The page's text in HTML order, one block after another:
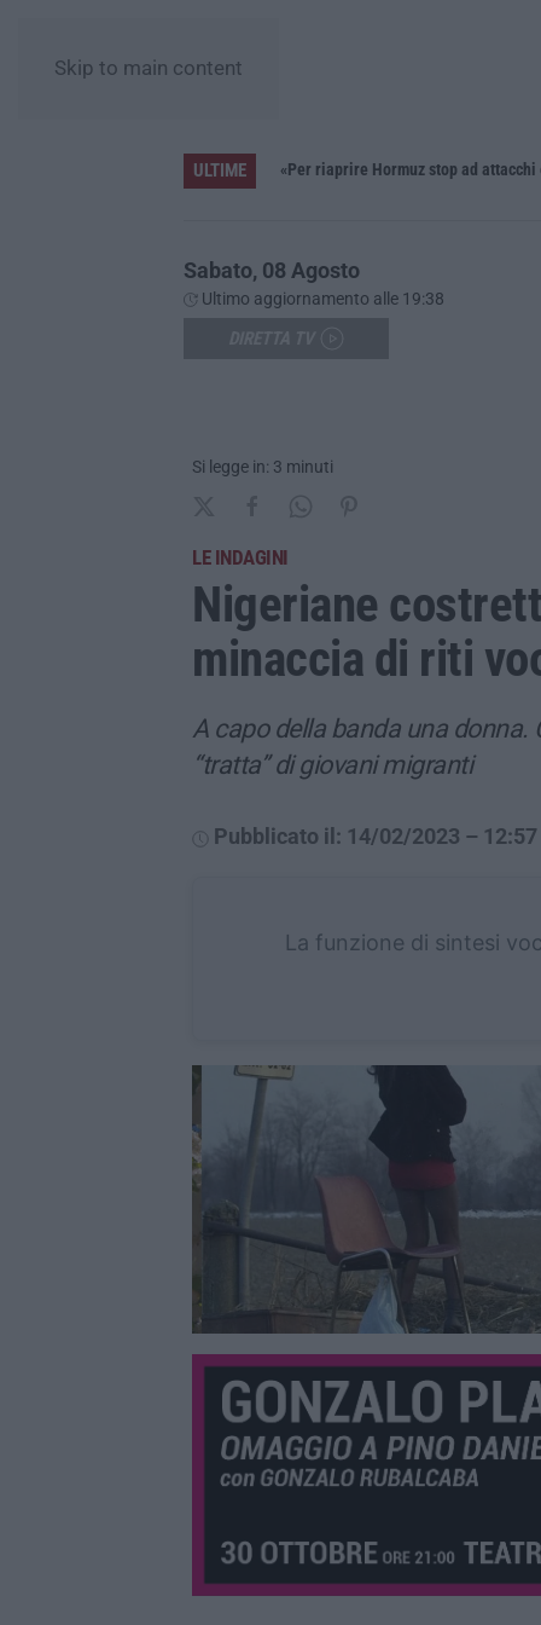
Skip to main content
ULTIME
Pride, la “prima volta” dell’onda arcobaleno a Catanzaro. In migliaia in marcia per i diritti e la libertà – FOTO «Per riaprire Hormuz stop ad attacchi
Sabato, 08 Agosto
Ultimo aggiornamento alle 19:38
Si legge in: 3 minuti
LE INDAGINI
Nigeriane
minaccia di riti
A capo della banda una donna.
“tratta” di giovani migranti
Pubblicato il: 14/02/2023 – 12:57
La funzione di sintesi